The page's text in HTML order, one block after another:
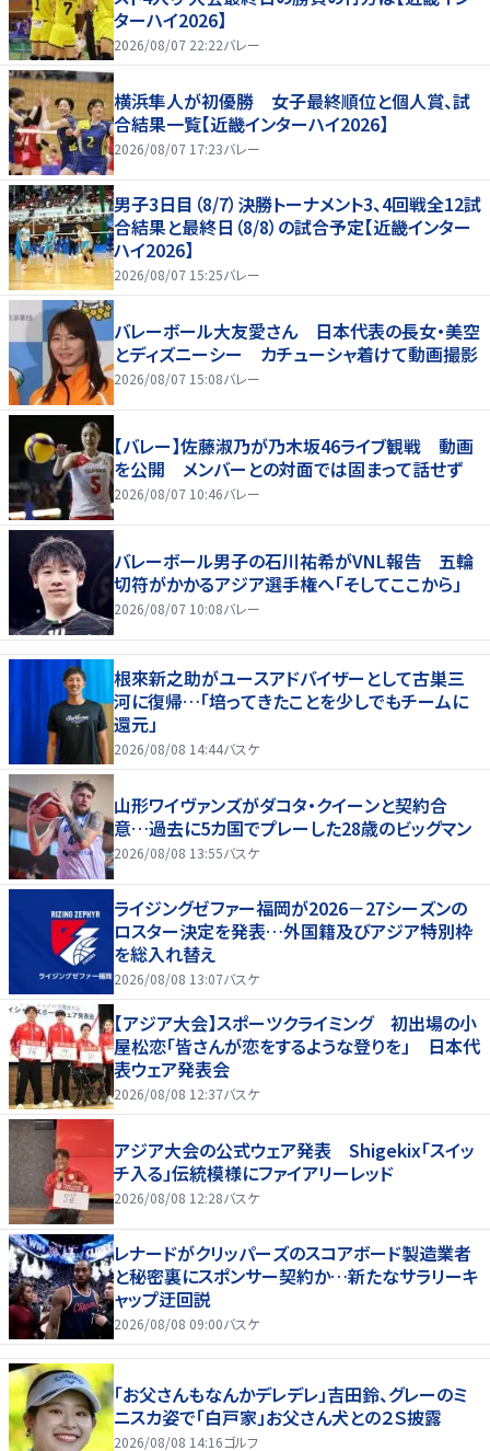
ターハイ2026】
2026/08/07 22:22バレー
横浜隼人が初優勝 女子最終順位と個人賞、試
合結果一覧【近畿インターハイ2026】
2026/08/07 17:23バレー
男子3日目（8/7）決勝トーナメント3、4回戦全12試
合結果と最終日（8/8）の試合予定【近畿インター
ハイ2026】
2026/08/07 15:25バレー
バレーボール大友愛さん 日本代表の長女・美空
とディズニーシー カチューシャ着けて動画撮影
2026/08/07 15:08バレー
【バレー】佐藤淑乃が乃木坂46ライブ観戦 動画
を公開 メンバーとの対面では固まって話せず
2026/08/07 10:46バレー
バレーボール男子の石川祐希がVNL報告 五輪
切符がかかるアジア選手権へ「そしてここから」
2026/08/07 10:08バレー
根來新之助がユースアドバイザーとして古巣三
河に復帰…「培ってきたことを少しでもチームに
還元」
2026/08/08 14:44バスケ
山形ワイヴァンズがダコタ・クイーンと契約合
意…過去に5カ国でプレーした28歳のビッグマン
2026/08/08 13:55バスケ
ライジングゼファー福岡が2026－27シーズンの
ロスター決定を発表…外国籍及びアジア特別枠
を総入れ替え
2026/08/08 13:07バスケ
【アジア大会】スポーツクライミング 初出場の小
屋松恋「皆さんが恋をするような登りを」 日本代
表ウェア発表会
2026/08/08 12:37バスケ
アジア大会の公式ウェア発表 Shigekix「スイッ
チ入る」伝統模様にファイアリーレッド
2026/08/08 12:28バスケ
レナードがクリッパーズのスコアボード製造業者
と秘密裏にスポンサー契約か‬…新たなサラリーキ
ャップ迂回説
2026/08/08 09:00バスケ
「お父さんもなんかデレデレ」吉田鈴、グレーのミ
ニスカ姿で「白戸家」お父さん犬との２Ｓ披露
2026/08/08 14:16ゴルフ